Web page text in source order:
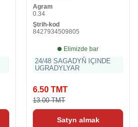
Agram
0.34
Ştrih-kod
8427934509805
Elimizde bar
24/48 SAGADYŇ IÇINDE
UGRADYLYAR
6.50 TMT
13.00 TMT
Satyn almak